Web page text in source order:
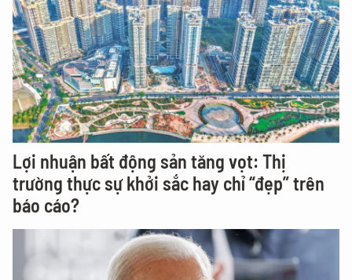
Lợi nhuận bất động sản tăng vọt: Thị
trường thực sự khởi sắc hay chỉ “đẹp” trên
báo cáo?